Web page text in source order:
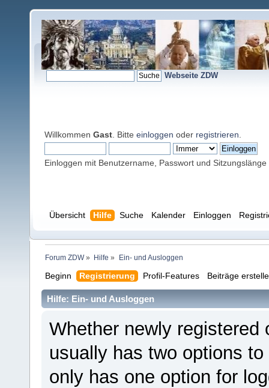
Webseite ZDW
Willkommen Gast . Bitte einloggen oder registrieren
Einloggen mit Benutzername, Passwort und Sitzungslänge
Übersicht Hilfe Suche Kalender Einloggen
Forum ZDW» Hilfe » Ein- und Ausloggen
Beginn Registrierung Profil-Features Beiträge
Hilfe: Ein- und Ausloggen
Whether newly
usually has two options
only has one option for